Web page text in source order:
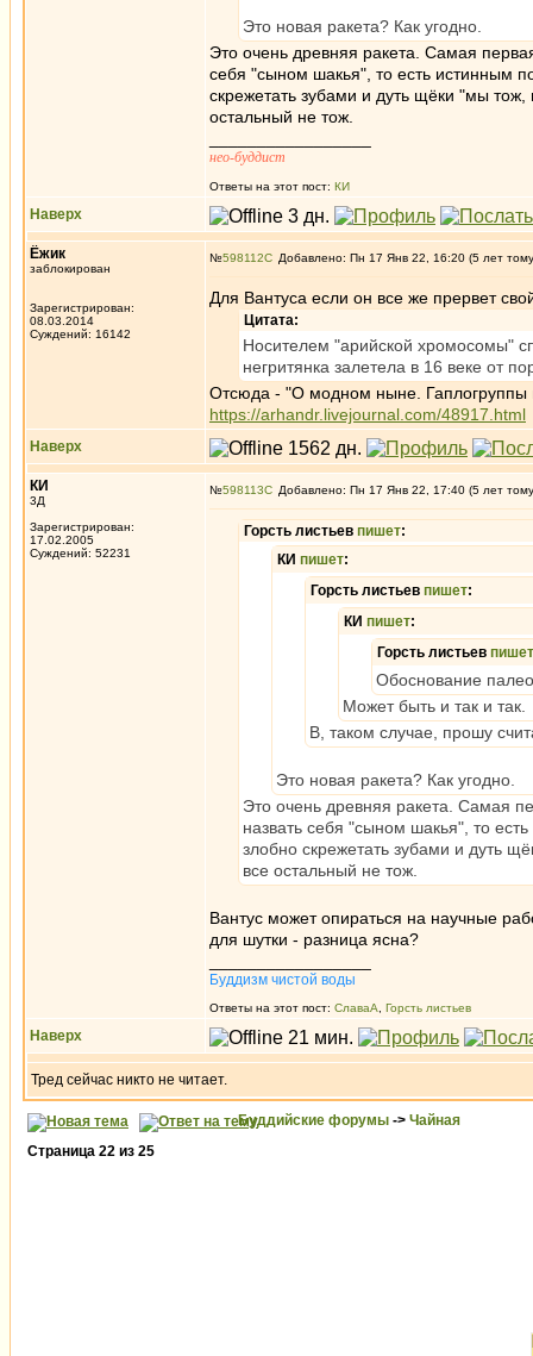
Это новая ракета? Как угодно.
Это очень древняя ракета. Самая
себя "сыном шакья", то есть истинным
скрежетать зубами и дуть щёки "мы
остальный не тож.
нео-буддист
Ответы на этот пост: КИ
Наверх
Ёжик
заблокирован
Зарегистрирован:
08.03.2014
Суждений: 16142
№598112 Добавлено: Пн 17 Янв 22, 16:20 (5 лет
Для Вантуса если он все же прервет
Цитата:
Носителем "арийской хромосомы"
негритянка залетела в 16 веке от
Отсюда - "О модном ныне. Гаплогруппы
https://arhandr.livejournal.com/48917.html
Наверх
КИ
3Д
Зарегистрирован:
17.02.2005
Суждений: 52231
№598113 Добавлено: Пн 17 Янв 22, 17:40 (5 лет
Горсть листьев пишет:
КИ пишет:
Горсть листьев пишет:
КИ пишет:
Горсть листьев пишет
Обоснование
Может быть и так и так.
В, таком случае, прошу
Это новая ракета? Как угодно.
Это очень древняя ракета. Самая
назвать себя "сыном шакья", то
злобно скрежетать зубами и дуть
все остальный не тож.
Вантус может опираться на научные
для шутки - разница ясна?
Буддизм чистой воды
Ответы на этот пост: СлаваА Горсть листьев
Наверх
Тред сейчас никто не читает.
Буддийские форумы -> Чайная
Страница 22 из 25